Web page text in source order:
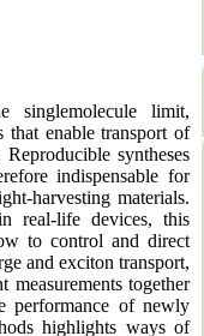
singlemolecule limit,
that enable transport of
syntheses
indispensable for
harvesting materials.
real-life devices, this
to control and direct
and exciton transport,
measurements together
performance of newly
highlights ways of